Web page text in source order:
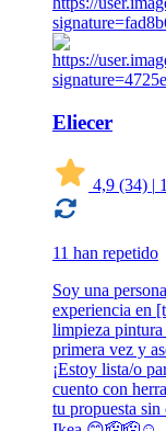
Eliecer
4,9 (34) |
11 han repetido
Soy una
experiencia en
limpieza pintura
primera vez y
¡Estoy lista/o
cuento con
tu propuesta